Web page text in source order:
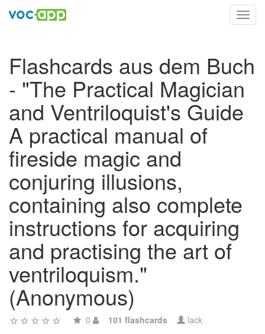
Flashcards aus dem Buch
- "The Practical Magician
and Ventriloquist's Guide
A practical manual of
fireside magic and
conjuring illusions,
containing also complete
instructions for acquiring
and practising the art of
ventriloquism."
(Anonymous)
0 101 flashcards lack